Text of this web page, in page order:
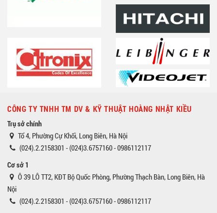
CÔNG TY TNHH TM DV & KỸ THUẬT HOÀNG NHẬT KIỀU
Trụ sở chính
Tổ 4, Phường Cự Khối, Long Biên, Hà Nội
(024).2.2158301 - (024)3.6757160 - 0986112117
Cơ sở 1
Ô 39 LÔ TT2, KĐT Bộ Quốc Phòng, Phường Thạch Bàn, Long Biên, Hà
Nội
(024).2.2158301 - (024)3.6757160 - 0986112117